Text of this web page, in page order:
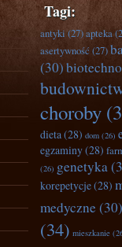
Tagi:
antyki(27)apteka
asertywność (27)
(30)
choroby
dieta(28) dom (26)
egzaminy(28)
(26) genetyka
korepetycje(28)
medyczne (30)
(34) mieszkanie